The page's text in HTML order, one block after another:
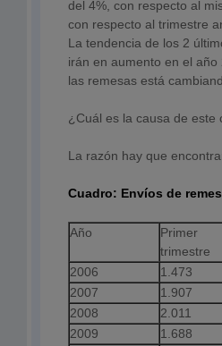
del 4%, con respecto al
con respecto al trimestre
La tendencia de los 2
irán en aumento en el
las remesas está
¿Cuál es la causa de este
La razón hay que
Cuadro: Envíos de
Año
Primer
trimestre
2006
1.473
2007
1.907
2008
2.011
2009
1.688